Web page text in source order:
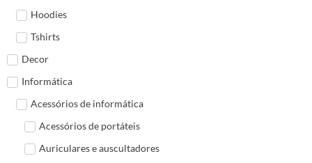
Hoodies
Tshirts
Decor
Informática
Acessórios de informática
Acessórios de portáteis
Auriculares e auscultadores